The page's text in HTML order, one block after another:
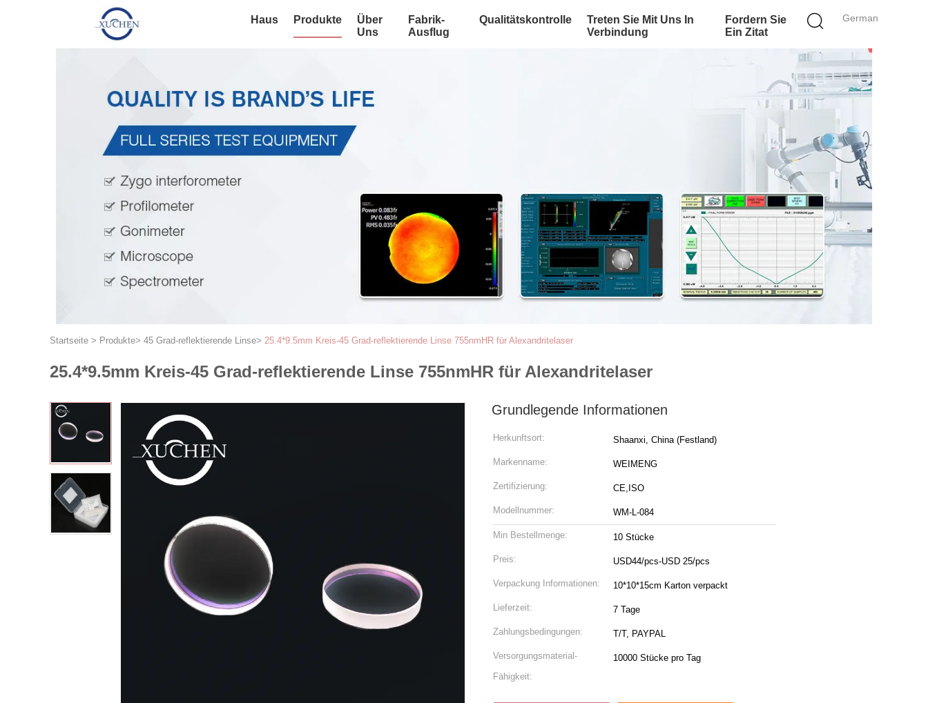
German
Haus Produkte
Über
Uns
Fabrik-
Ausflug
Qualitätskontrolle
Treten Sie Mit Uns In
Verbindung
Fordern Sie
Ein Zitat
Startseite > Produkte> 45 Grad-reflektierende Linse> 25.4*9.5mm Kreis-45 Grad-reflektierende Linse 755nmHR für Alexandritelaser
25.4*9.5mm Kreis-45 Grad-reflektierende Linse 755nmHR für Alexandritelaser
Grundlegende Informationen
Herkunftsort: Shaanxi, China (Festland)
Markenname: WEIMENG
Zertifizierung: CE,ISO
Modellnummer: WM-L-084
Min Bestellmenge: 10 Stücke
Preis: USD44/pcs-USD 25/pcs
Verpackung Informationen: 10*10*15cm Karton verpackt
Lieferzeit: 7 Tage
Zahlungsbedingungen: T/T, PAYPAL
Versorgungsmaterial-
Fähigkeit:
10000 Stücke pro Tag